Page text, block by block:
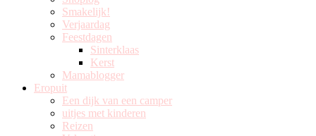
Smakelijk!
Verjaardag
Feestdagen
Sinterklaas
Kerst
Mamablogger
Eropuit
Een dijk van een camper
uitjes met kinderen
Reizen